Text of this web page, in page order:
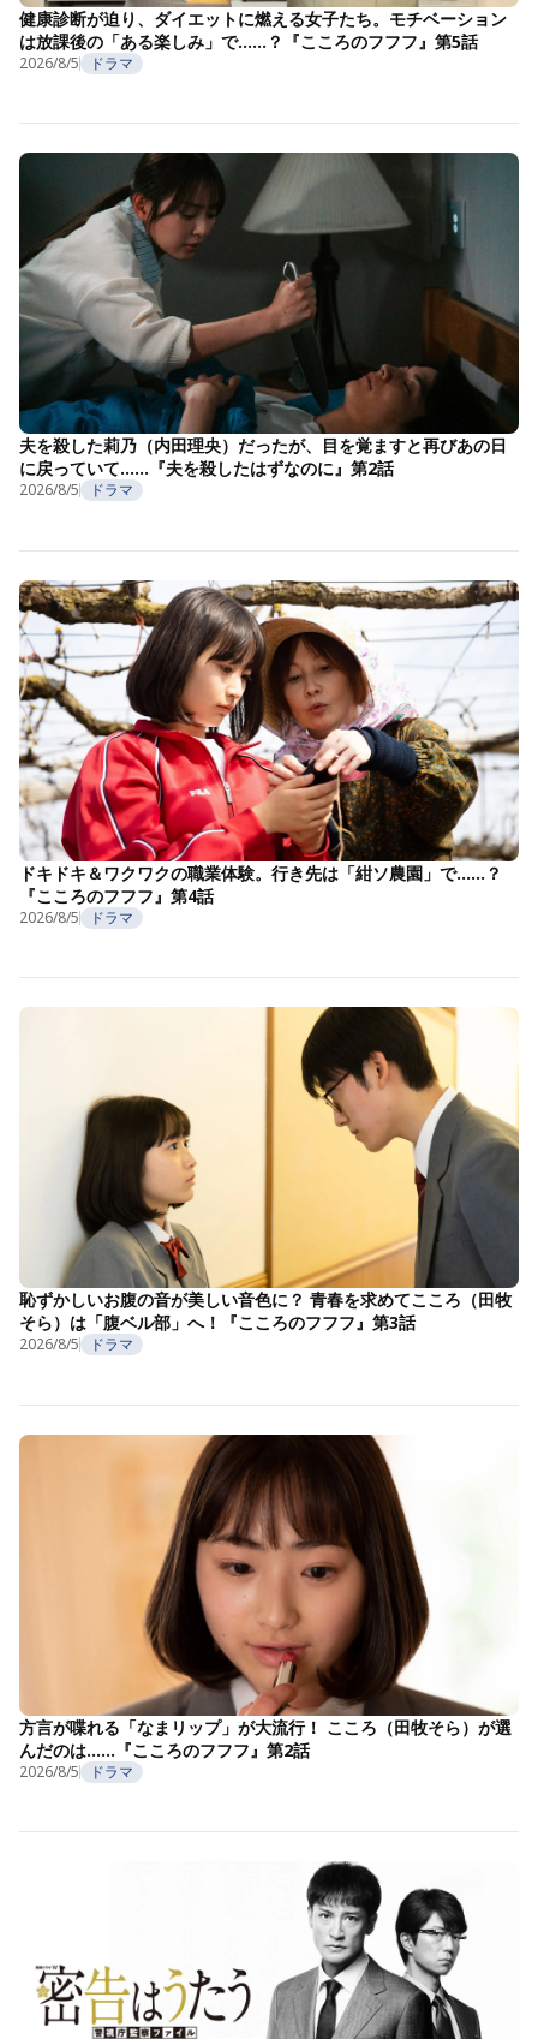
健康診断が迫り、ダイエットに燃える女子たち。モチベーション
は放課後の「ある楽しみ」で……？『こころのフフフ』第5話
2026/8/5 ドラマ
夫を殺した莉乃（内田理央）だったが、目を覚ますと再びあの日
に戻っていて……『夫を殺したはずなのに』第2話
2026/8/5 ドラマ
ドキドキ＆ワクワクの職業体験。行き先は「紺ソ農園」で……？
『こころのフフフ』第4話
2026/8/5 ドラマ
恥ずかしいお腹の音が美しい音色に？ 青春を求めてこころ（田牧
そら）は「腹ベル部」へ！『こころのフフフ』第3話
2026/8/5 ドラマ
方言が喋れる「なまリップ」が大流行！ こころ（田牧そら）が選
んだのは……『こころのフフフ』第2話
2026/8/5 ドラマ